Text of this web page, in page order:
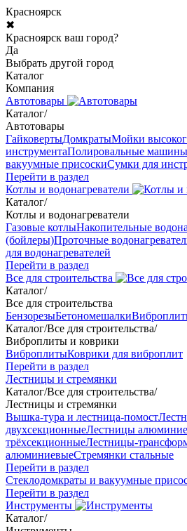
Красноярск
✖
Красноярск ваш город?
Да
Выбрать другой город
Каталог
Компания
Автотовары
Каталог/
Автотовары
ГайковертыДомкратыМойки
инструментаПолировальные машины
вакуумные присоскиСумки для
Перейти в раздел
Котлы и водонагреватели
Каталог/
Котлы и водонагреватели
Газовые котлыНакопительные
(бойлеры)Проточные
для водонагревателей
Перейти в раздел
Все для строительства
Каталог/
Все для строительства
БензорезыБетономешалки
Каталог/Все для строительства/
Виброплиты и коврики
ВиброплитыКоврики для виброплит
Перейти в раздел
Лестницы и стремянки
Каталог/Все для строительства/
Лестницы и стремянки
Вышка-тура и лестница-помост
двухсекционныеЛестницы
трёхсекционныеЛестницы-
алюминиевыеСтремянки стальные
Перейти в раздел
Стеклодомкраты и вакуумные
Перейти в раздел
Инструменты
Каталог/